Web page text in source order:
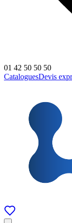
01 42 50 50 50
CataloguesDevis